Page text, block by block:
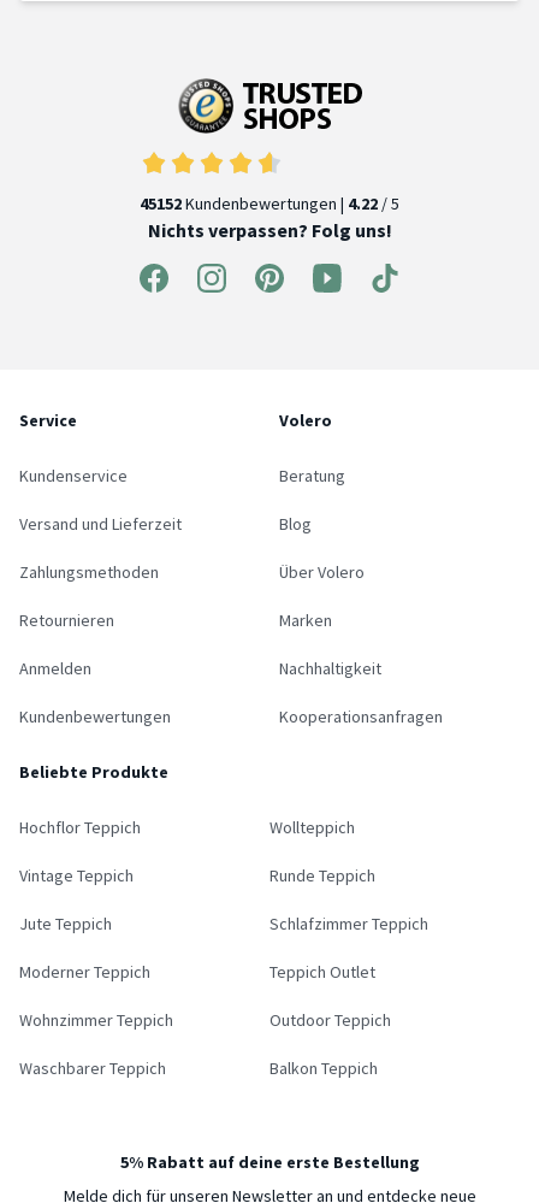
45152Kundenbewertungen | 4.22 / 5
Nichts verpassen? Folg uns!
Service
Kundenservice
Versand und Lieferzeit
Zahlungsmethoden
Retournieren
Anmelden
Kundenbewertungen
Volero
Beratung
Blog
Über Volero
Marken
Nachhaltigkeit
Kooperationsanfragen
Beliebte Produkte
Hochflor Teppich Wollteppich
Vintage Teppich Runde Teppich
Jute Teppich Schlafzimmer Teppich
Moderner Teppich Teppich Outlet
Wohnzimmer Teppich Outdoor Teppich
Waschbarer Teppich Balkon Teppich
5% Rabatt auf deine erste Bestellung
Melde dich für unseren Newsletter an und entdecke neue